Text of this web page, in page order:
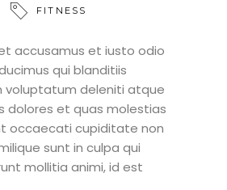
FITNESS
accusamus et iusto odio
qui blanditiis
voluptatum deleniti atque
dolores et quas molestias
occaecati cupiditate non
sunt in culpa qui
mollitia animi, id est